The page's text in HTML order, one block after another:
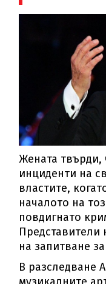
Жената твърди,
инциденти на
властите,
началото на
повдигнато
Представители
на запитване
В разследване